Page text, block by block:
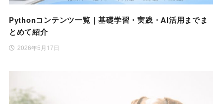
Pythonコンテンツ一覧｜基礎学習・実践・AI活用までま
とめて紹介
2026年5月17日